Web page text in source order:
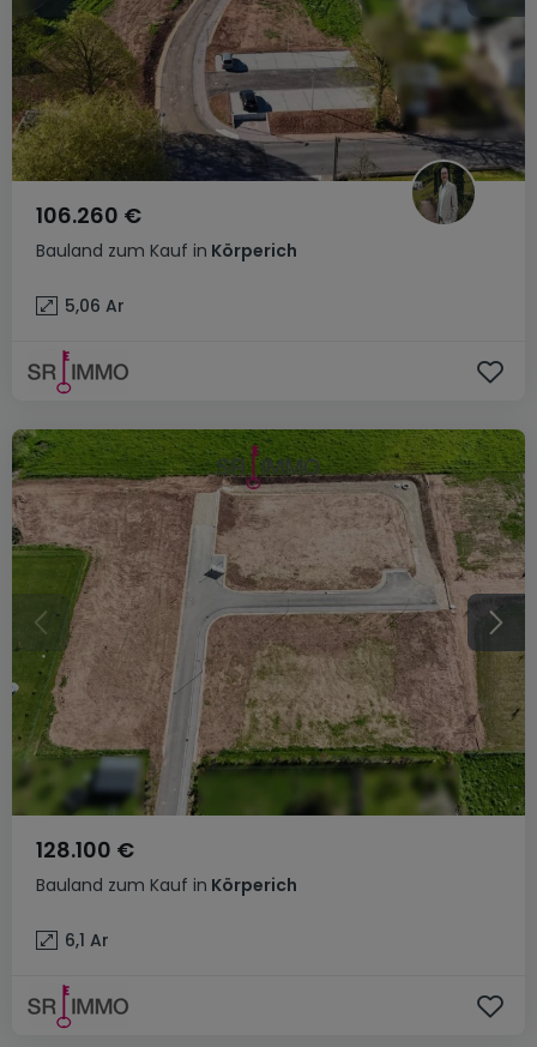
Bauland zum Kauf in Körperich
106.260 €
5,06 Ar
Bauland zum Kauf in Körperich
128.100 €
6,1 Ar